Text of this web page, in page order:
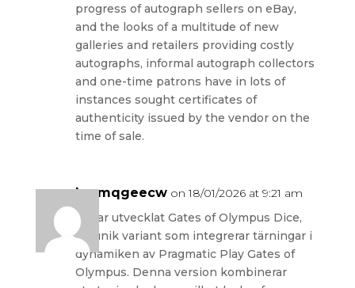
progress of autograph sellers on eBay,
and the looks of a multitude of new
galleries and retailers providing costly
autographs, informal autograph collectors
and one-time patrons have in lots of
instances sought certificates of
authenticity issued by the vendor on the
time of sale.
hmmqgeecw on 18/01/2026 at 9:21 am
Vi har utvecklat Gates of Olympus Dice,
en unik variant som integrerar tärningar i
dynamiken av Pragmatic Play Gates of
Olympus. Denna version kombinerar